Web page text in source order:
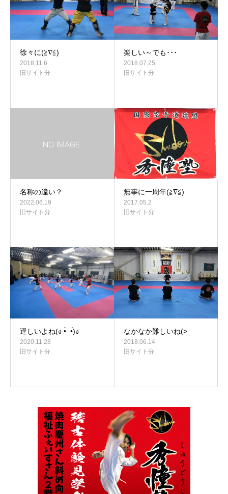
徐々に(≧∇≦)
2018.11.6
旧サイト分
楽しい～でも･･･
2018.07.25
旧サイト分
名称の違い？
2022.06.19
旧サイト分
無事に一周年(≧∇≦)
2017.05.2
旧サイト分
逞しいよね(ง •̀_•́)ง
2020.11.28
旧サイト分
なかなか難しいね(>_
2018.06.14
旧サイト分